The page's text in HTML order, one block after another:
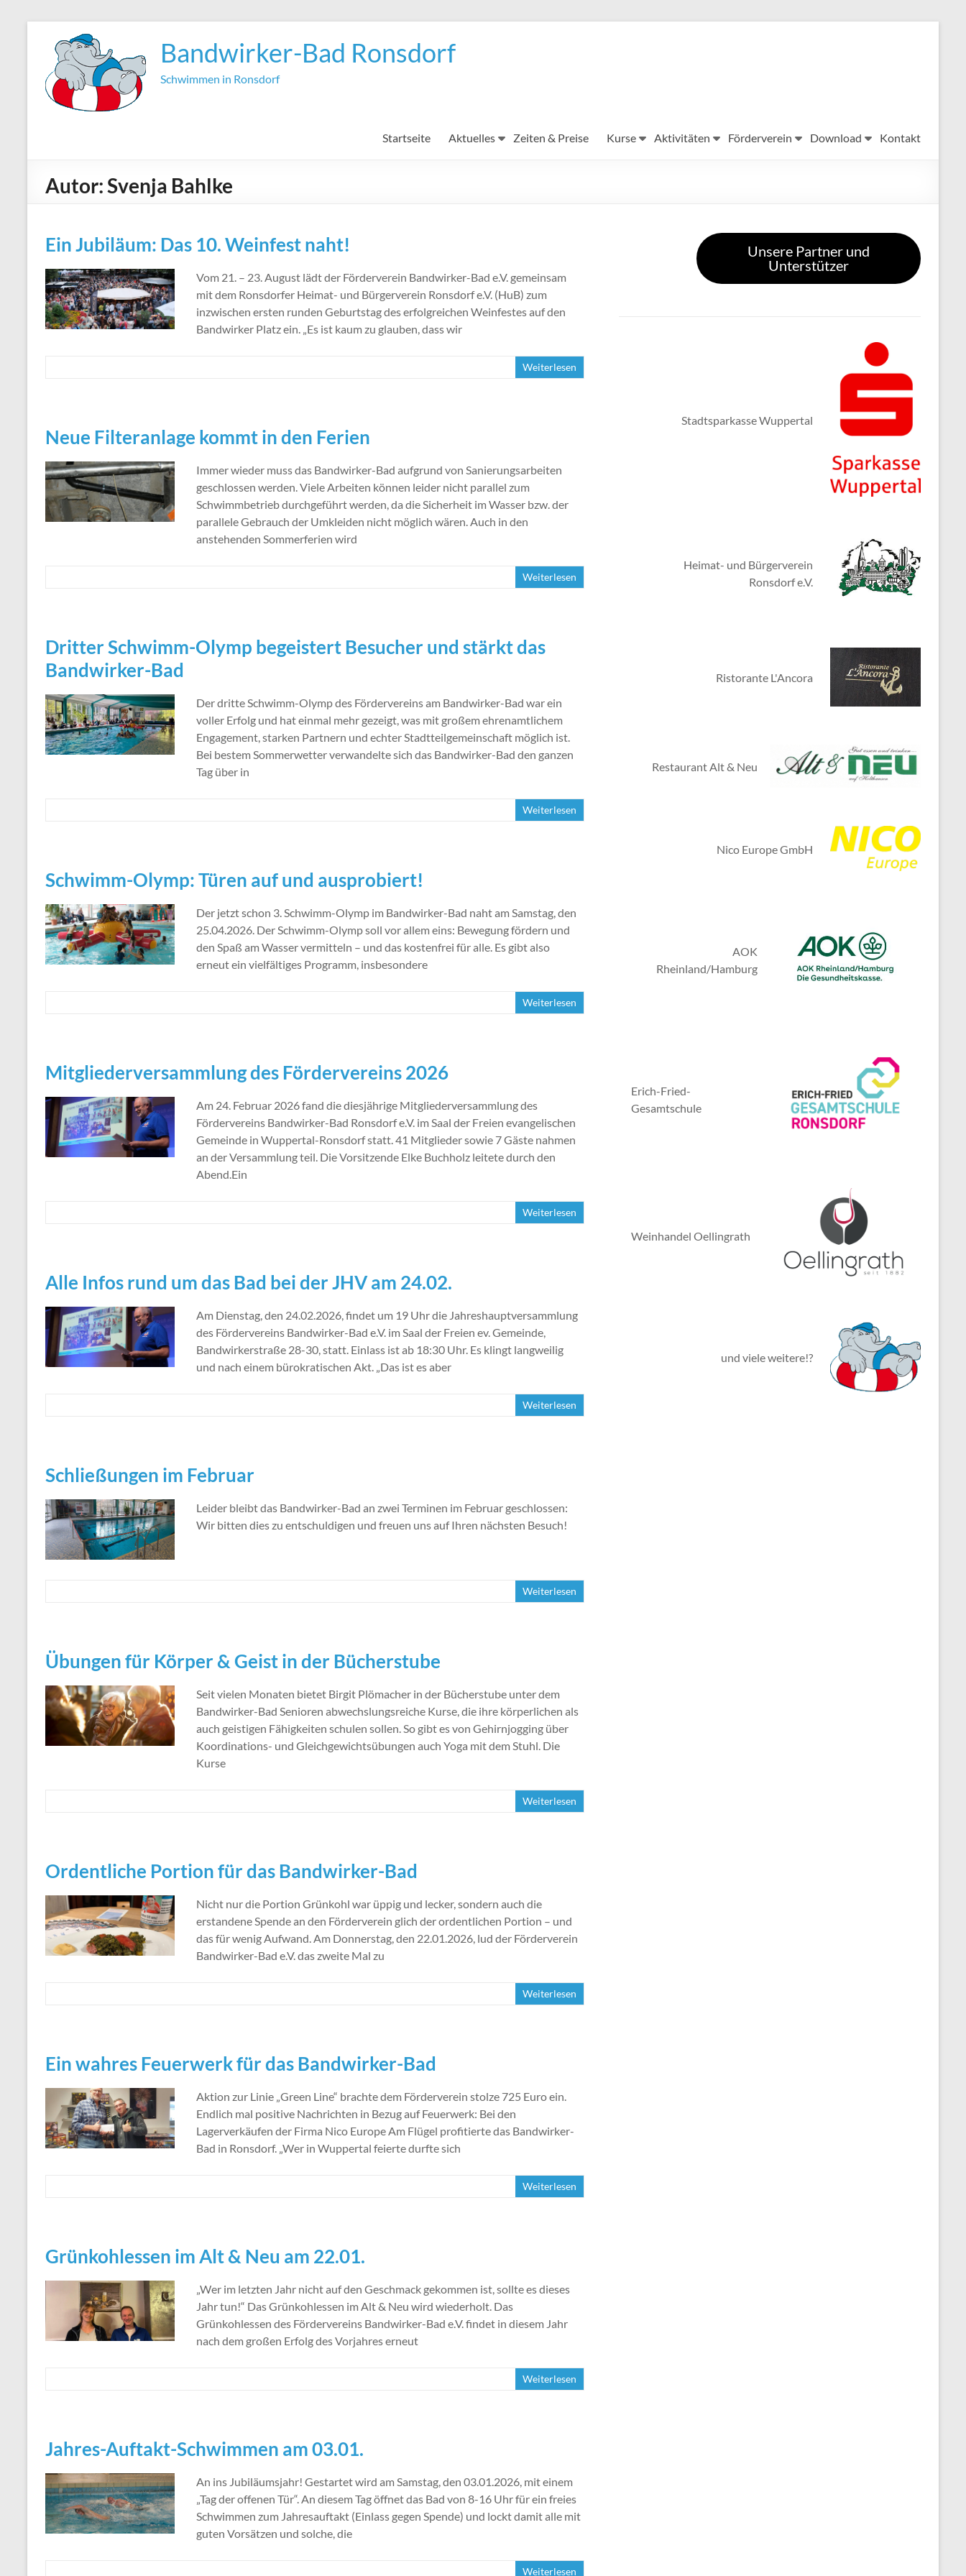
Inhalt
springen
Bandwirker-Bad Ronsdorf
Schwimmen in Ronsdorf
Startseite Aktuelles Zeiten & Preise Kurse Aktivitäten Förderverein Download Kontakt
Autor:Svenja Bahlke
Ein Jubiläum: Das 10. Weinfest naht!
Vom 21. – 23. August lädt der Förderverein Bandwirker-Bad e.V. gemeinsam
mit dem Ronsdorfer Heimat- und Bürgerverein Ronsdorf e.V. (HuB) zum
inzwischen ersten runden Geburtstag des erfolgreichen Weinfestes auf den
Bandwirker Platz ein. „Es ist kaum zu glauben, dass wir
Weiterlesen
Neue Filteranlage kommt in den Ferien
Immer wieder muss das Bandwirker-Bad aufgrund von Sanierungsarbeiten
geschlossen werden. Viele Arbeiten können leider nicht parallel zum
Schwimmbetrieb durchgeführt werden, da die Sicherheit im Wasser bzw. der
parallele Gebrauch der Umkleiden nicht möglich wären. Auch in den
anstehenden Sommerferien wird
Weiterlesen
Dritter Schwimm-Olymp begeistert Besucher und stärkt das
Bandwirker-Bad
Der dritte Schwimm-Olymp des Fördervereins am Bandwirker-Bad war ein
voller Erfolg und hat einmal mehr gezeigt, was mit großem ehrenamtlichem
Engagement, starken Partnern und echter Stadtteilgemeinschaft möglich ist.
Bei bestem Sommerwetter verwandelte sich das Bandwirker-Bad den ganzen
Tag über in
Weiterlesen
Schwimm-Olymp: Türen auf und ausprobiert!
Der jetzt schon 3. Schwimm-Olymp im Bandwirker-Bad naht am Samstag, den
25.04.2026. Der Schwimm-Olymp soll vor allem eins: Bewegung fördern und
den Spaß am Wasser vermitteln – und das kostenfrei für alle. Es gibt also
erneut ein vielfältiges Programm, insbesondere
Weiterlesen
Mitgliederversammlung des Fördervereins 2026
Am 24. Februar 2026 fand die diesjährige Mitgliederversammlung des
Fördervereins Bandwirker-Bad Ronsdorf e.V. im Saal der Freien evangelischen
Gemeinde in Wuppertal-Ronsdorf statt. 41 Mitglieder sowie 7 Gäste nahmen
an der Versammlung teil. Die Vorsitzende Elke Buchholz leitete durch den
Abend.Ein
Weiterlesen
Alle Infos rund um das Bad bei der JHV am 24.02.
Am Dienstag, den 24.02.2026, findet um 19 Uhr die Jahreshauptversammlung
des Fördervereins Bandwirker-Bad e.V. im Saal der Freien ev. Gemeinde,
Bandwirkerstraße 28-30, statt. Einlass ist ab 18:30 Uhr. Es klingt langweilig
und nach einem bürokratischen Akt. „Das ist es aber
Weiterlesen
Schließungen im Februar
Leider bleibt das Bandwirker-Bad an zwei Terminen im Februar geschlossen:
Wir bitten dies zu entschuldigen und freuen uns auf Ihren nächsten Besuch!
Weiterlesen
Übungen für Körper & Geist in der Bücherstube
Seit vielen Monaten bietet Birgit Plömacher in der Bücherstube unter dem
Bandwirker-Bad Senioren abwechslungsreiche Kurse, die ihre körperlichen als
auch geistigen Fähigkeiten schulen sollen. So gibt es von Gehirnjogging über
Koordinations- und Gleichgewichtsübungen auch Yoga mit dem Stuhl. Die
Kurse
Weiterlesen
Ordentliche Portion für das Bandwirker-Bad
Nicht nur die Portion Grünkohl war üppig und lecker, sondern auch die
erstandene Spende an den Förderverein glich der ordentlichen Portion – und
das für wenig Aufwand. Am Donnerstag, den 22.01.2026, lud der Förderverein
Bandwirker-Bad e.V. das zweite Mal zu
Weiterlesen
Ein wahres Feuerwerk für das Bandwirker-Bad
Aktion zur Linie „Green Line“ brachte dem Förderverein stolze 725 Euro ein.
Endlich mal positive Nachrichten in Bezug auf Feuerwerk: Bei den
Lagerverkäufen der Firma Nico Europe Am Flügel profitierte das Bandwirker-
Bad in Ronsdorf. „Wer in Wuppertal feierte durfte sich
Weiterlesen
Grünkohlessen im Alt & Neu am 22.01.
„Wer im letzten Jahr nicht auf den Geschmack gekommen ist, sollte es dieses
Jahr tun!“ Das Grünkohlessen im Alt & Neu wird wiederholt. Das
Grünkohlessen des Fördervereins Bandwirker-Bad e.V. findet in diesem Jahr
nach dem großen Erfolg des Vorjahres erneut
Weiterlesen
Jahres-Auftakt-Schwimmen am 03.01.
An ins Jubiläumsjahr! Gestartet wird am Samstag, den 03.01.2026, mit einem
„Tag der offenen Tür“. An diesem Tag öffnet das Bad von 8-16 Uhr für ein freies
Schwimmen zum Jahresauftakt (Einlass gegen Spende) und lockt damit alle mit
guten Vorsätzen und solche, die
Weiterlesen
Unsere Partner und
Unterstützer
Stadtsparkasse Wuppertal
Heimat- und Bürgerverein
Ronsdorf e.V.
Ristorante L'Ancora
Restaurant Alt & Neu
Nico Europe GmbH
AOK
Rheinland/Hamburg
Erich-Fried-
Gesamtschule
Weinhandel Oellingrath
und viele weitere!?